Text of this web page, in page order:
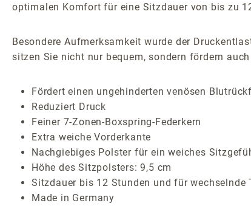
optimalen Komfort für eine Sitzdauer von bis zu
Besondere Aufmerksamkeit wurde der
sitzen Sie nicht nur bequem, sondern fördern
Fördert einen ungehinderten venösen
Reduziert Druck
Feiner 7-Zonen-Boxspring-Federkern
Extra weiche Vorderkante
Nachgiebiges Polster für ein weiches
Höhe des Sitzpolsters: 9,5 cm
Sitzdauer bis 12 Stunden und für wechselnde
Made in Germany